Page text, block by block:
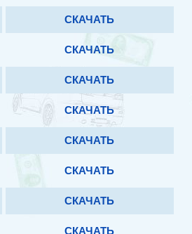
СКАЧАТЬ
СКАЧАТЬ
СКАЧАТЬ
СКАЧАТЬ
СКАЧАТЬ
СКАЧАТЬ
СКАЧАТЬ
СКАЧАТЬ